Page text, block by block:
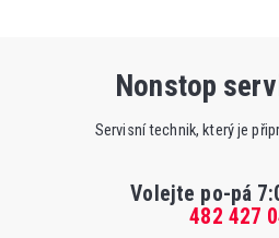
Nonstop
Servisní technik, který je
Volejte po-pá
482 427